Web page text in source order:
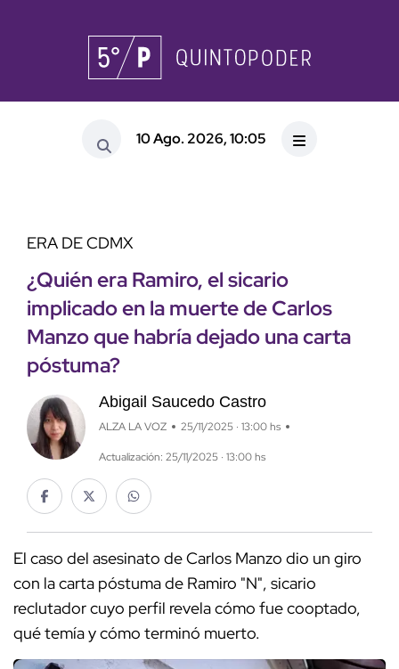
10 Ago. 2026, 10:05
ERA DE CDMX
¿Quién era Ramiro, el sicario
implicado en la muerte de Carlos
Manzo que habría dejado una carta
póstuma?
Abigail Saucedo Castro
ALZA LA VOZ 25/11/2025 · 13:00 hs
Actualización: 25/11/2025 · 13:00 hs
El caso del asesinato de Carlos Manzo dio un giro
con la carta póstuma de Ramiro "N", sicario
reclutador cuyo perfil revela cómo fue cooptado,
qué temía y cómo terminó muerto.